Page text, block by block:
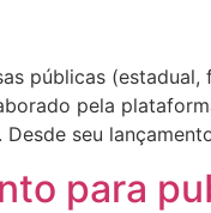
públicas
pela
seu
para